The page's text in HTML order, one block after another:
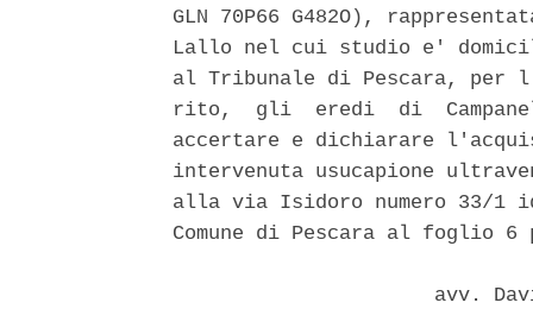
GLN 70P66 G482O),
Lallo nel cui studio e'
al Tribunale di Pescara, per
rito,  gli  eredi  di
accertare e dichiarare
intervenuta usucapione
alla via Isidoro numero 33/
Comune di Pescara al
avv.